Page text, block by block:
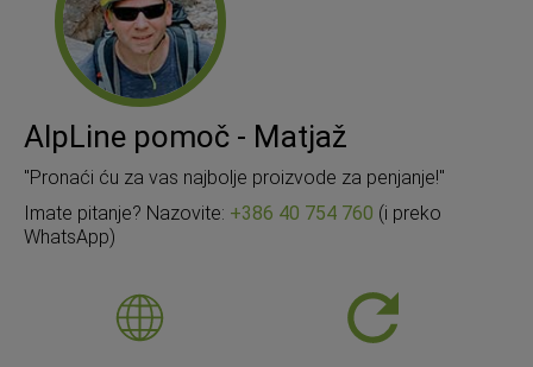
AlpLine pomoč - Matjaž
"Pronaći ću za vas najbolje proizvode za penjanje!"
Imate pitanje? Nazovite: +386 40 754 760 (i preko
WhatsApp)